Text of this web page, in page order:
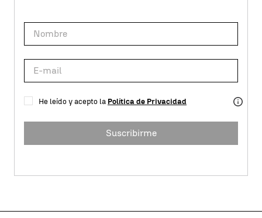
He leído y acepto la Política de Privacidad
Suscribirme